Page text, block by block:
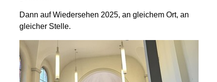
Dann auf Wiedersehen 2025, an gleichem Ort, an
gleicher Stelle.